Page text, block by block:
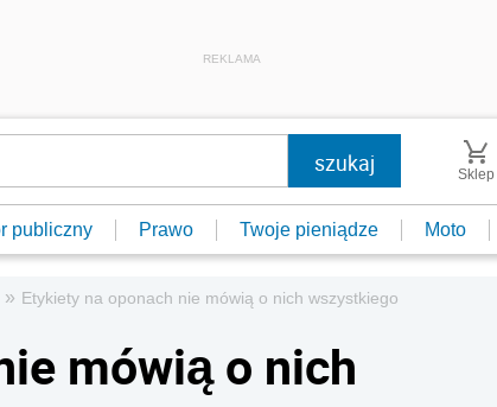
REKLAMA
Sklep
publiczny Prawo Twoje pieniądze Moto
» Etykiety na oponach nie mówią o nich wszystkiego
mówią o nich